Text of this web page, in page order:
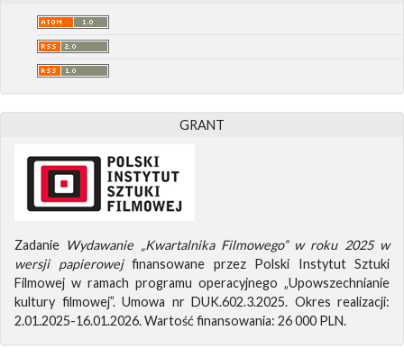
GRANT
Zadanie Wydawanie „Kwartalnika Filmowego” w roku 2025 w
wersji papierowejfinansowane przez Polski Instytut Sztuki
Filmowej w ramach programu operacyjnego „Upowszechnianie
kultury filmowej”. Umowa nr DUK.602.3.2025. Okres realizacji:
2.01.2025-16.01.2026. Wartość finansowania: 26 000 PLN.